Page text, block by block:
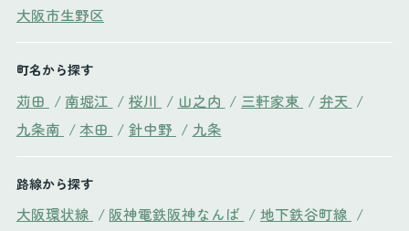
大阪市生野区
町名から探す
苅田 / 南堀江 / 桜川 / 山之内 / 三軒家東 / 弁天 /
九条南 / 本田 / 針中野 / 九条
路線から探す
大阪環状線 / 阪神電鉄阪神なんば / 地下鉄谷町線 /